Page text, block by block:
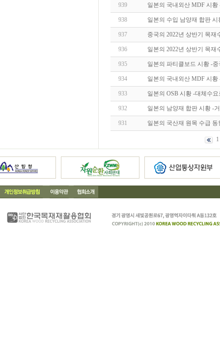
939 일본의 국내외산 MDF 시
938 일본의 수입 남양재 합판
937 중국의 2022년 상반기 목
936 일본의 2022년 상반기 목
935 일본의 파티클보드 시황 -
934 일본의 국내외산 MDF 시
933 일본의 OSB 시황 -대체수
932 일본의 남양재 합판 시황 -
931 일본의 국산재 원목 수급
1